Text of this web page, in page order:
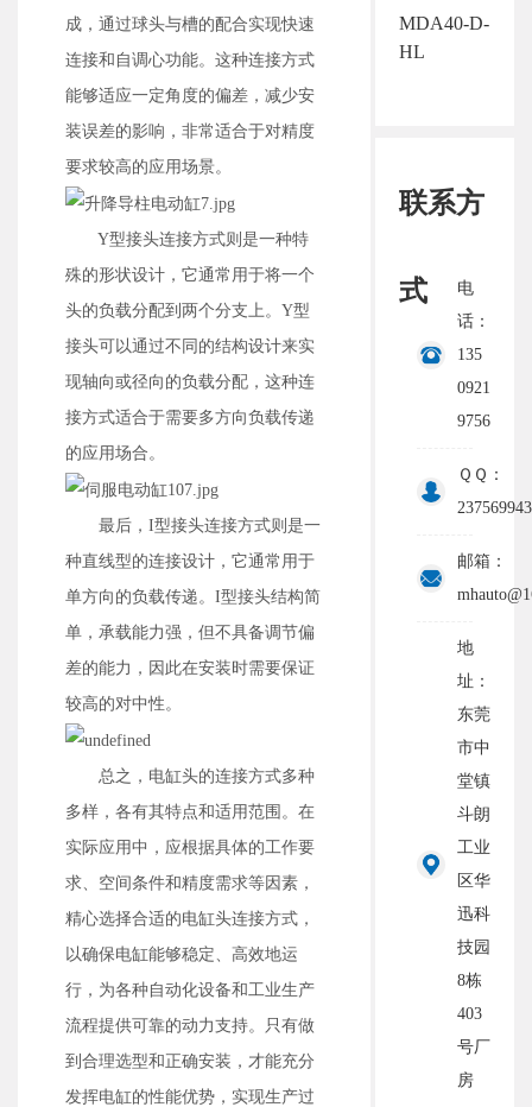
成，通过球头与槽的配合实现快速
连接和自调心功能。这种连接方式
能够适应一定角度的偏差，减少安
装误差的影响，非常适合于对精度
要求较高的应用场景。
Y型接头连接方式则是一种特
殊的形状设计，它通常用于将一个
头的负载分配到两个分支上。Y型
接头可以通过不同的结构设计来实
现轴向或径向的负载分配，这种连
接方式适合于需要多方向负载传递
的应用场合。
最后，I型接头连接方式则是一
种直线型的连接设计，它通常用于
单方向的负载传递。I型接头结构简
单，承载能力强，但不具备调节偏
差的能力，因此在安装时需要保证
较高的对中性。
总之，电缸头的连接方式多种
多样，各有其特点和适用范围。在
实际应用中，应根据具体的工作要
求、空间条件和精度需求等因素，
精心选择合适的电缸头连接方式，
以确保电缸能够稳定、高效地运
行，为各种自动化设备和工业生产
流程提供可靠的动力支持。只有做
到合理选型和正确安装，才能充分
发挥电缸的性能优势，实现生产过
MDA40-D-
HL
联系方
式
电
话：
135
0921
9756
ＱＱ：
邮箱：
地
址：
东莞
市中
堂镇
斗朗
工业
区华
迅科
技园
8栋
403
号厂
房